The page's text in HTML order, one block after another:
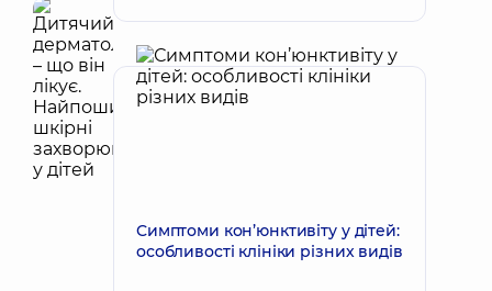
Симптоми кон’юнктивіту у дітей:
особливості клініки різних видів